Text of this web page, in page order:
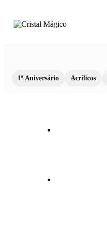
1º Aniversário Acrílicos